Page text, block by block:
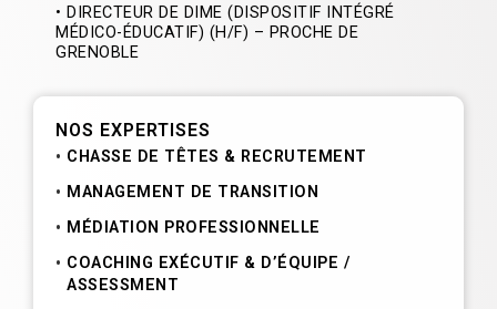
• DIRECTEUR DE DIME (DISPOSITIF INTÉGRÉ
MÉDICO-ÉDUCATIF) (H/F) – PROCHE DE
GRENOBLE
NOS EXPERTISES
CHASSE DE TÊTES & RECRUTEMENT
MANAGEMENT DE TRANSITION
MÉDIATION PROFESSIONNELLE
COACHING EXÉCUTIF & D’ÉQUIPE /
ASSESSMENT